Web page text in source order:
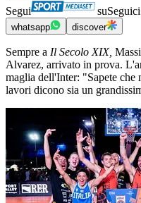
Segui su
whatsapp discover
Sempre a Il Secolo XIX,
Alvarez, arrivato in prova.
maglia dell'Inter: "Sapete che
lavori dicono sia un